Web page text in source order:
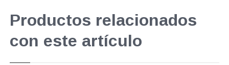
Productos relacionados
con este artículo